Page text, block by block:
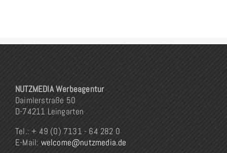
NUTZMEDIA Werbeagentur
Daimlerstraße 50
D-74211 Leingarten
Tel.: + 49 (0) 7131 - 64 282 0
E-Mail: welcome@nutzmedia.de